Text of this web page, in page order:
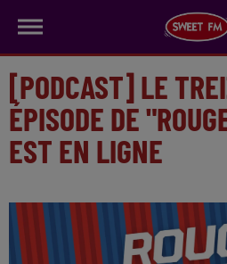
[PODCAST] LE
ÉPISODE DE
EST EN LIGNE